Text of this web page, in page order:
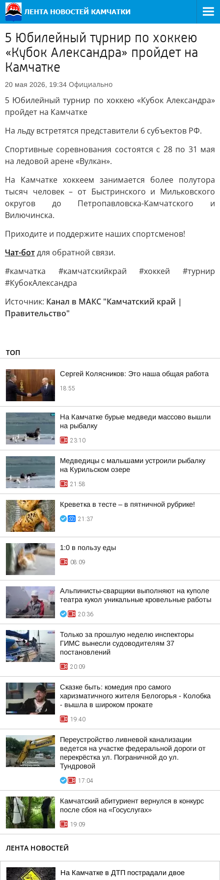
5 Юбилейный турнир по хоккею
«Кубок Александра» пройдет на
Камчатке
20 мая 2026, 19:34 Официально
5 Юбилейный турнир по хоккею «Кубок Александра»
пройдет на Камчатке
На льду встретятся представители 6 субъектов РФ.
Спортивные соревнования состоятся с 28 по 31 мая
на ледовой арене «Вулкан».
На Камчатке хоккеем занимается более полутора
тысяч человек – от Быстринского и Мильковского
округов до Петропавловска-Камчатского и
Вилючинска.
Приходите и поддержите наших спортсменов!
Чат-ботдля обратной связи.
#камчатка #камчатскийкрай #хоккей #турнир
#КубокАлександра
Источник: Канал в МАКС "Камчатский край |
Правительство"
ТОП
Сергей Колясников: Это наша общая работа
18:55
На Камчатке бурые медведи массово вышли
на рыбалку
23:10
Медведицы с малышами устроили рыбалку
на Курильском озере
21:58
Креветка в тесте – в пятничной рубрике!
21:37
1:0 в пользу еды
08:09
Альпинисты-сварщики выполняют на куполе
театра кукол уникальные кровельные работы
20:36
Только за прошлую неделю инспекторы
ГИМС вынесли судоводителям 37
постановлений
20:09
Сказке быть: комедия про самого
харизматичного жителя Белогорья - Колобка
- вышла в широком прокате
19:40
Переустройство ливневой канализации
ведется на участке федеральной дороги от
перекрёстка ул. Пограничной до ул.
Тундровой
17:04
Камчатский абитуриент вернулся в конкурс
после сбоя на «Госуслугах»
19:09
ЛЕНТА НОВОСТЕЙ
На Камчатке в ДТП пострадали двое